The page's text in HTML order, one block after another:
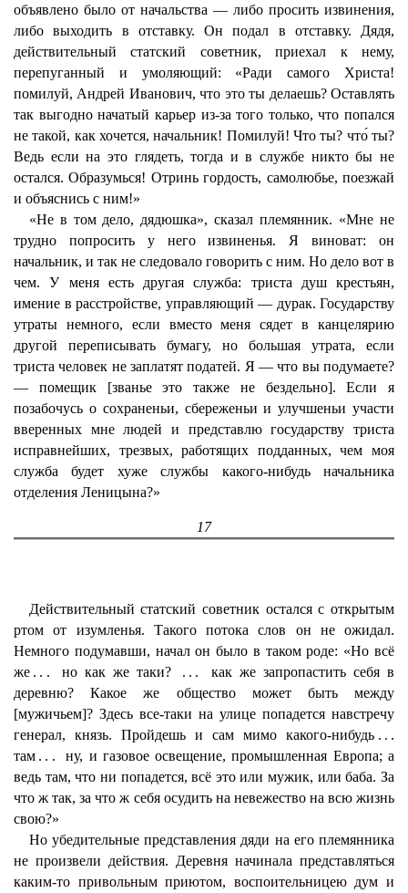
объявлено было от начальства — либо просить извинения,
либо выходить в отставку. Он подал в отставку. Дядя,
действительный статский советник, приехал к нему,
перепуганный и умоляющий: «Ради самого Христа!
помилуй, Андрей Иванович, что это ты делаешь? Оставлять
так выгодно начатый карьер из-за того только, что попался
не такой, как хочется, начальник! Помилуй! Что ты? что́ ты?
Ведь если на это глядеть, тогда и в службе никто бы не
остался. Образумься! Отринь гордость, самолюбье, поезжай
и объяснись с ним!»
«Не в том дело, дядюшка», сказал племянник. «Мне не
трудно попросить у него извиненья. Я виноват: он
начальник, и так не следовало говорить с ним. Но дело вот в
чем. У меня есть другая служба: триста душ крестьян,
имение в расстройстве, управляющий — дурак. Государству
утраты немного, если вместо меня сядет в канцелярию
другой переписывать бумагу, но большая утрата, если
триста человек не заплатят податей. Я — что вы подумаете?
— помещик [званье это также не бездельно]. Если я
позабочусь о сохраненьи, сбереженьи и улучшеньи участи
вверенных мне людей и представлю государству триста
исправнейших, трезвых, работящих подданных, чем моя
служба будет хуже службы какого-нибудь начальника
отделения Леницына?»
17
Действительный статский советник остался с открытым
ртом от изумленья. Такого потока слов он не ожидал.
Немного подумавши, начал он было в таком роде: «Но всё
же ...но как же таки? ...как же запропастить себя в
деревню? Какое же общество может быть между
[мужичьем]? Здесь все-таки на улице попадется навстречу
генерал, князь. Пройдешь и сам мимо какого-нибудь ...
там ...ну, и газовое освещение, промышленная Европа; а
ведь там, что ни попадется, всё это или мужик, или баба. За
что ж так, за что ж себя осудить на невежество на всю жизнь
свою?»
Но убедительные представления дяди на его племянника
не произвели действия. Деревня начинала представляться
каким-то привольным приютом, воспоительницею дум и